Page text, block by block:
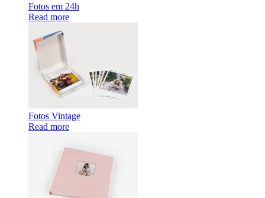
Fotos em 24h
Read more
Fotos Vintage
Read more